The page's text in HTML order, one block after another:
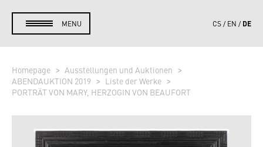
MENU CS EN DE
Homepage
Ausstellungen und Auktionen
ABENDAUKTION 2019
Liste der Werke
PORTRÄT VON MARY, HERZOGIN VON BEAUFORT